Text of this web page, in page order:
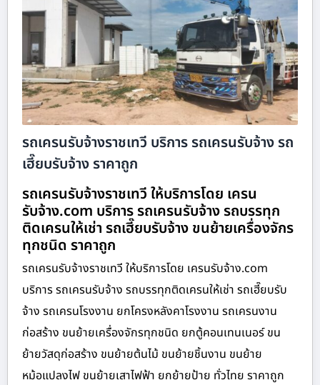
รถเครนรับจ้างราชเทวี บริการ รถเครนรับจ้าง รถ
เฮี๊ยบรับจ้าง ราคาถูก
รถเครนรับจ้างราชเทวี ให้บริการโดย เครน
รับจ้าง.com บริการ รถเครนรับจ้าง รถบรรทุก
ติดเครนให้เช่า รถเฮี๊ยบรับจ้าง ขนย้ายเครื่องจักร
ทุกชนิด ราคาถูก
รถเครนรับจ้างราชเทวี ให้บริการโดย เครนรับจ้าง.com
บริการ รถเครนรับจ้าง รถบรรทุกติดเครนให้เช่า รถเฮี๊ยบรับ
จ้าง รถเครนโรงงาน ยกโครงหลังคาโรงงาน รถเครนงาน
ก่อสร้าง ขนย้ายเครื่องจักรทุกชนิด ยกตู้คอนเทนเนอร์ ขน
ย้ายวัสดุก่อสร้าง ขนย้ายต้นไม้ ขนย้ายชิ้นงาน ขนย้าย
หม้อแปลงไฟ ขนย้ายเสาไฟฟ้า ยกย้ายป้าย ทั่วไทย ราคาถูก